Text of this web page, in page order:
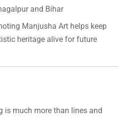
and Bihar
Manjusha Art helps keep
heritage alive for future
is much more than lines and